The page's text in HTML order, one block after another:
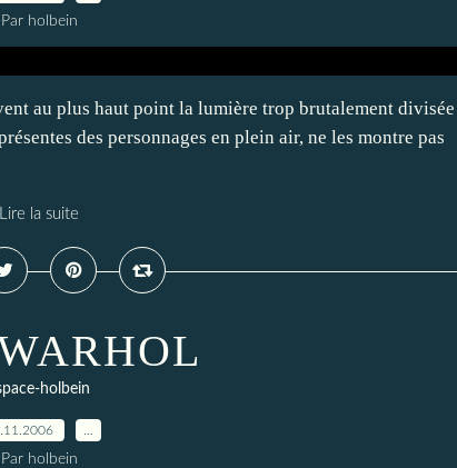
Par holbein
au plus haut point la lumière trop brutalement divisée
des personnages en plein air, ne les montre pas
Lire la suite
holbein
Par holbein